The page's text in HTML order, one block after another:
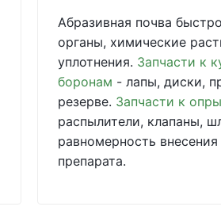
Абразивная почва
органы, химические
уплотнения. Запчасти к
боронам - лапы, диски,
резерве. Запчасти к
распылители, клапаны,
равномерность
препарата.